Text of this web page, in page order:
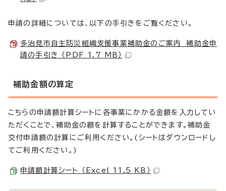
申請の詳細については、以下の手引きをご覧ください。
多治見市自主防災組織支援事業補助金のご案内 補助金申
請の手引き （PDF 1.7 MB）
補助金額の算定
こちらの申請額計算シートに各事業にかかる金額を入力してい
ただくことで、補助金の額を計算することができます。補助金
交付申請額の計算にご利用ください。(シートはダウンロードし
てご利用ください。)
申請額計算シート （Excel 11.5 KB）